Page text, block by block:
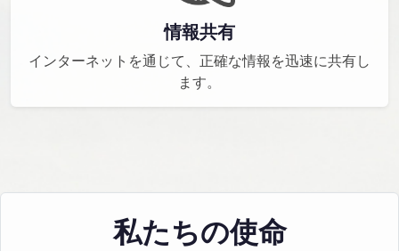
情報共有
インターネットを通じて、正確な情報を迅速に共有し
ます。
私たちの使命